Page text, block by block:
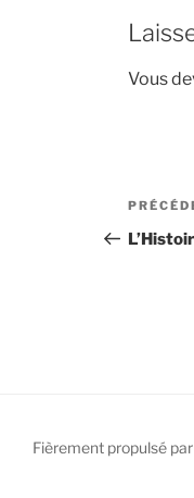
Vous
de
Article
Fièrement propulsé